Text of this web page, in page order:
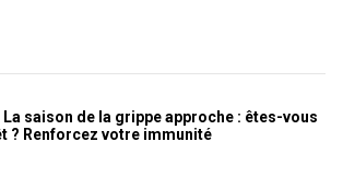
La saison de la grippe approche : êtes-vous
? Renforcez votre immunité